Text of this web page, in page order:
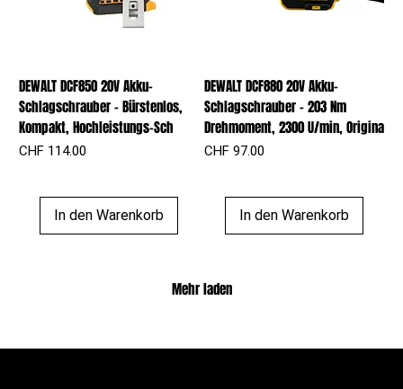
DEWALT DCF850 20V Akku-
Schlagschrauber – Bürstenlos,
Kompakt, Hochleistungs-Sch
Preis
CHF 114.00
In den Warenkorb
DEWALT DCF880 20V Akku-
Schlagschrauber – 203 Nm
Drehmoment, 2300 U/min, Origina
Preis
CHF 97.00
In den Warenkorb
Mehr laden